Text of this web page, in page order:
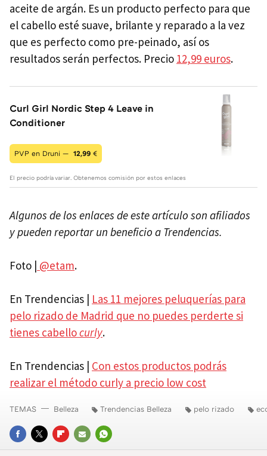
aceite de argán. Es un producto perfecto para que
el cabello esté suave, brilante y reparado a la vez
que es perfecto como pre-peinado, así os
resultados serán perfectos. Precio 12,99 euros.
Curl Girl Nordic Step 4 Leave in
Conditioner
PVP en Druni — 12,99 €
El precio podría variar. Obtenemos comisión por estos enlaces
Algunos de los enlaces de este artículo son afiliados
y pueden reportar un beneficio a Trendencias.
Foto | @etam.
En Trendencias | Las 11 mejores peluquerías para
pelo rizado de Madrid que no puedes perderte si
tienes cabellocurly.
En Trendencias | Con estos productos podrás
realizar el método curly a precio low cost
FACEBOOK
TWITTERFLIPBOARD
E-
WHATSAPP
TEMAS Belleza Trendencias Belleza pelo rizado